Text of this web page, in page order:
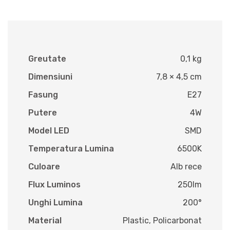
Greutate
0,1 kg
Dimensiuni
7,8 × 4,5 cm
Fasung
E27
Putere
4W
Model LED
SMD
Temperatura Lumina
6500K
Culoare
Alb rece
Flux Luminos
250lm
Unghi Lumina
200°
Material
Plastic, Policarbonat